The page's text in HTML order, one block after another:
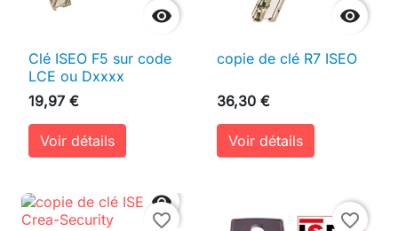

Clé ISEO F5 sur code
LCE ou Dxxxx
19,97 €
Voir détails

copie de clé R7 ISEO
36,30 €
Voir détails

favorite_border
favorite_border